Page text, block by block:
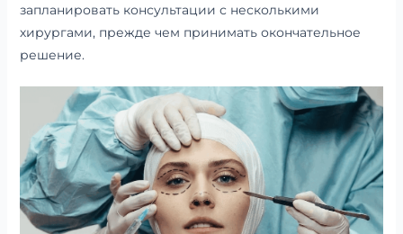
запланировать консультации с несколькими
хирургами, прежде чем принимать окончательное
решение.